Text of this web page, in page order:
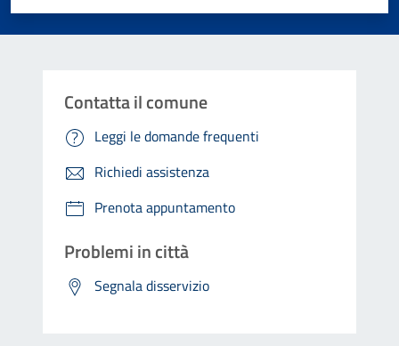
Contatta il comune
Leggi le domande frequenti
Richiedi assistenza
Prenota appuntamento
Problemi in città
Segnala disservizio